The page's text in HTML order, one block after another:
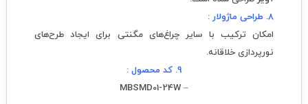
8. طراحی ماژولار :
امکان ترکیب با سایر چراغ‌های مگنتی برای ایجاد طرح‌های
نورپردازی خلاقانه.
9. کد محصول :
– MBSMD01-24W